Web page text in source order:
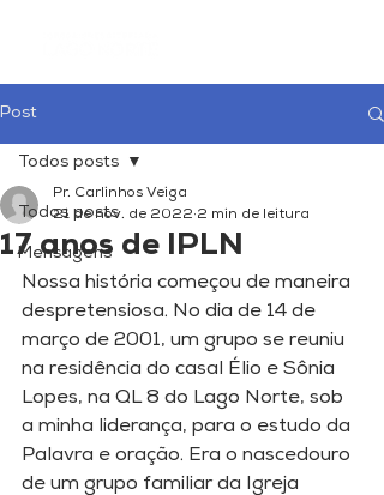
Post
Todos posts
Mensagens
Todos posts
17 anos de IPLN
Pr. Carlinhos Veiga
21 de nov. de 2022 2 min de leitura
Nossa história começou de maneira
despretensiosa. No dia de 14 de
março de 2001, um grupo se reuniu
na residência do casal Élio e Sônia
Lopes, na QL 8 do Lago Norte, sob
a minha liderança, para o estudo da
Palavra e oração. Era o nascedouro
de um grupo familiar da Igreja